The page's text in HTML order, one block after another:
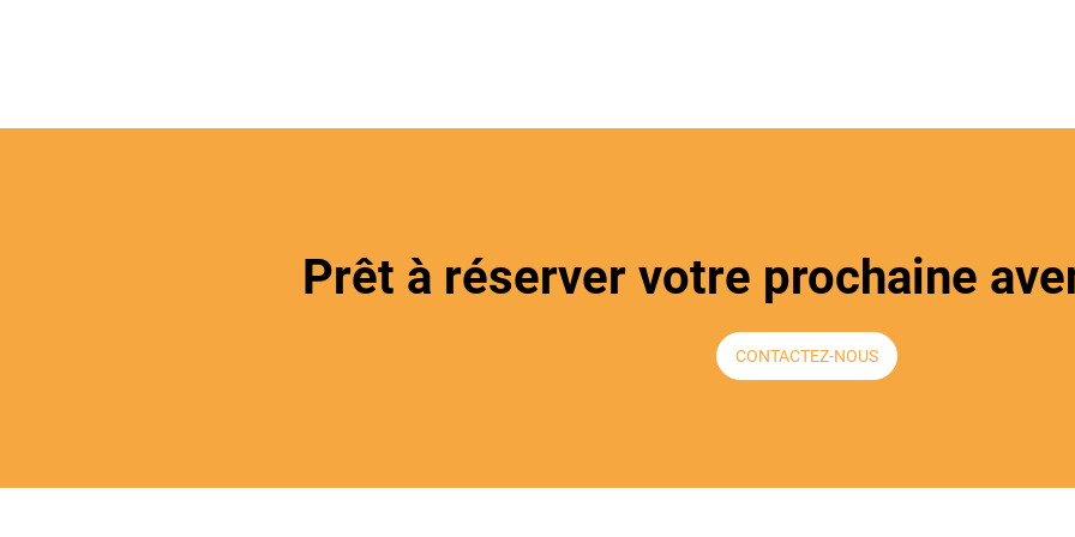
Prêt à réserver votre prochaine
CONTACTEZ-NOUS